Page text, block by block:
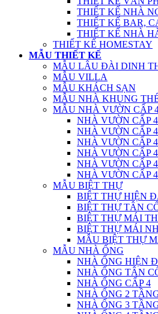
THIẾT KẾ NHÀ
THIẾT KẾ BAR,
THIẾT KẾ NHÀ
THIẾT KẾ HOMESTAY
MẪU THIẾT KẾ
MẪU LÂU ĐÀI DINH
MẪU VILLA
MẪU KHÁCH SẠN
MẪU NHÀ KHUNG
MẪU NHÀ VƯỜN CẤP
NHÀ VƯỜN CẤP
NHÀ VƯỜN CẤP
NHÀ VƯỜN CẤP
NHÀ VƯỜN CẤP
NHÀ VƯỜN CẤP
NHÀ VƯỜN CẤP
MẪU BIỆT THỰ
BIỆT THỰ HIỆN
BIỆT THỰ TÂN
BIỆT THỰ MÁI
BIỆT THỰ MÁI
MẪU BIỆT THỰ
MẪU NHÀ ỐNG
NHÀ ỐNG HIỆN
NHÀ ỐNG TÂN
NHÀ ỐNG CẤP 4
NHÀ ỐNG 2
NHÀ ỐNG 3